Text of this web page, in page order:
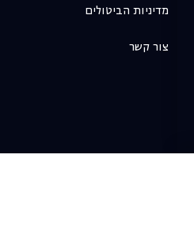
מדיניות הביטולים
צור קשר